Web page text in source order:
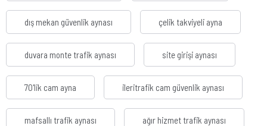
dış mekan güvenlik aynası çelik takviyeli ayna
duvara monte trafik aynası site girişi aynası
70'lik cam ayna ileritrafik cam güvenlik aynası
mafsallı trafik aynası ağır hizmet trafik aynası